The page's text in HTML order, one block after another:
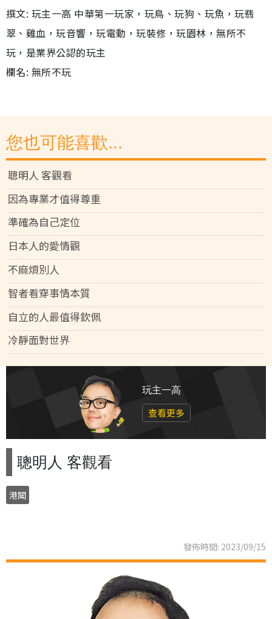
撰文: 玩主一高 中華第一玩家，玩鳥、玩狗、玩魚，玩翡
翠、雞血，玩音響，玩電動，玩裝修，玩園林，無所不
玩，是業界公認的玩主
欄名: 無所不玩
您也可能喜歡...
聰明人 客觀看
因為專業才值得尊重
準確為自己定位
日本人的愛情觀
不麻煩別人
智者看穿事情本質
自立的人最值得欽佩
冷靜面對世界
玩主一高
查看更多
聰明人 客觀看
港聞
發佈時間: 2023/09/15